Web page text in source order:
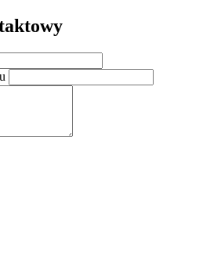
- ul. Blokowa 8, Warszawa